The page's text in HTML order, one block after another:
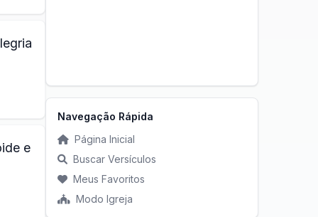
e
Navegação Rápida
Página Inicial
Buscar Versículos
Meus Favoritos
Modo Igreja